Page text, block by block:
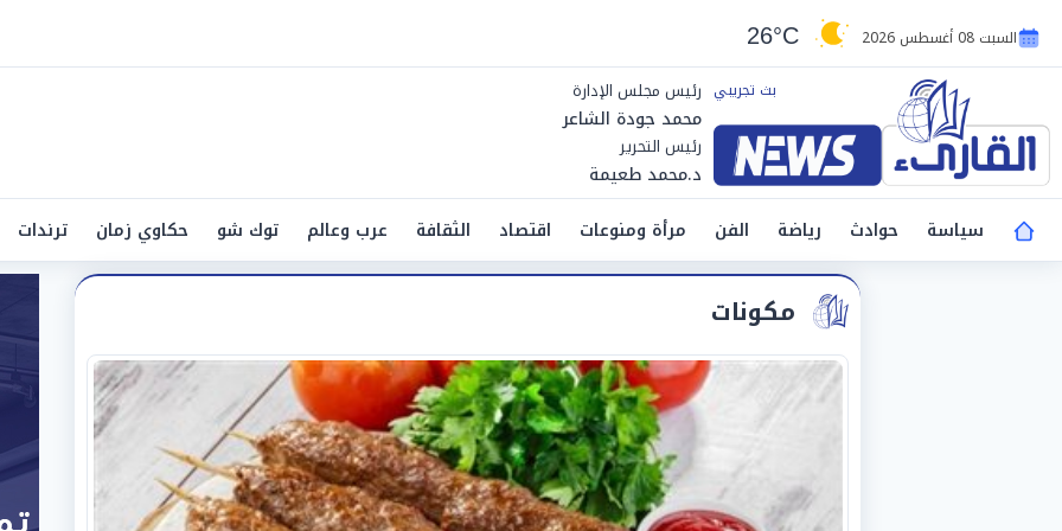
السبت 08 أغسطس 2026 26°C
رئيس مجلس الإدارة
محمد جودة الشاعر
رئيس التحرير
د.محمد طعيمة
سياسة
حوادث رياضة الفن مرأة ومنوعات اقتصاد الثقافة عرب وعالم توك شو حكاوي زمان ترندات
مكونات